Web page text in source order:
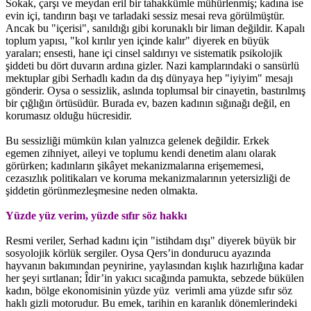
Sokak, çarşı ve meydan eril bir tahakkümle mühürlenmiş; kadına ise
evin içi, tandırın başı ve tarladaki sessiz mesai reva görülmüştür.
Ancak bu "içerisi", sanıldığı gibi korunaklı bir liman değildir. Kapalı
toplum yapısı, "kol kırılır yen içinde kalır" diyerek en büyük
yaraları; ensesti, hane içi cinsel saldırıyı ve sistematik psikolojik
şiddeti bu dört duvarın ardına gizler. Nazi kamplarındaki o sansürlü
mektuplar gibi Serhadlı kadın da dış dünyaya hep "iyiyim" mesajı
gönderir. Oysa o sessizlik, aslında toplumsal bir cinayetin, bastırılmış
bir çığlığın örtüsüdür. Burada ev, bazen kadının sığınağı değil, en
korumasız olduğu hücresidir.
Bu sessizliği mümkün kılan yalnızca gelenek değildir. Erkek
egemen zihniyet, aileyi ve toplumu kendi denetim alanı olarak
görürken; kadınların şikâyet mekanizmalarına erişememesi,
cezasızlık politikaları ve koruma mekanizmalarının yetersizliği de
şiddetin görünmezleşmesine neden olmakta.
Yüzde yüz verim, yüzde sıfır söz hakkı
Resmi veriler, Serhad kadını için "istihdam dışı" diyerek büyük bir
sosyolojik körlük sergiler. Oysa Qers’in dondurucu ayazında
hayvanın bakımından peynirine, yaylasından kışlık hazırlığına kadar
her şeyi sırtlanan; Îdir’in yakıcı sıcağında pamukta, sebzede bükülen
kadın, bölge ekonomisinin yüzde yüz verimli ama yüzde sıfır söz
haklı gizli motorudur. Bu emek, tarihin en karanlık dönemlerindeki